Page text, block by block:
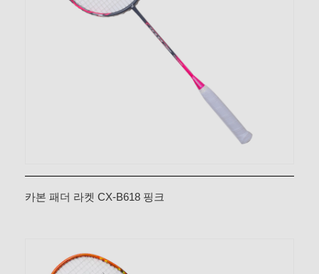
카본 패더 라켓 CX-B618 핑크